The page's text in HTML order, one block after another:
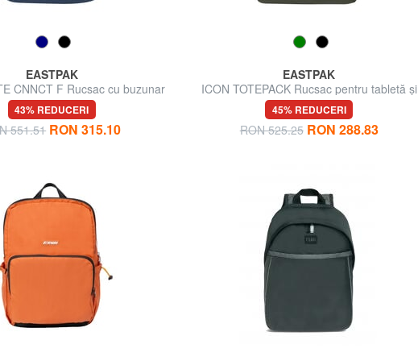
EASTPAK
CNNCT F Rucsac cu buzunar
de apă, suport pentru laptop
43% REDUCERI
551.51 RON 315.10
EASTPAK
ICON TOTEPACK Rucsac pentru tabletă și
sticlă de apă
45% REDUCERI
RON 525.25 RON 288.83